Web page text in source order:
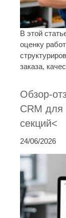
В этой
оценку
заказа,
Обзор-
CRM для
секций<
24/06/2026